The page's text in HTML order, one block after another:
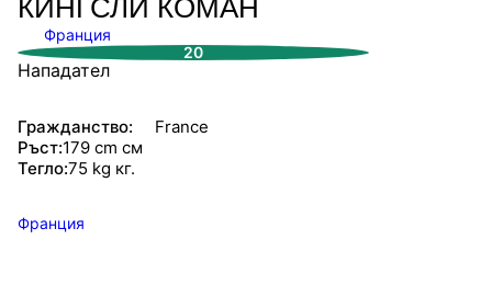
КИНГСЛИ КОМАН
Франция
20
Нападател
Гражданство:
France
Ръст:179 cm см
Тегло:75 kg кг.
Франция